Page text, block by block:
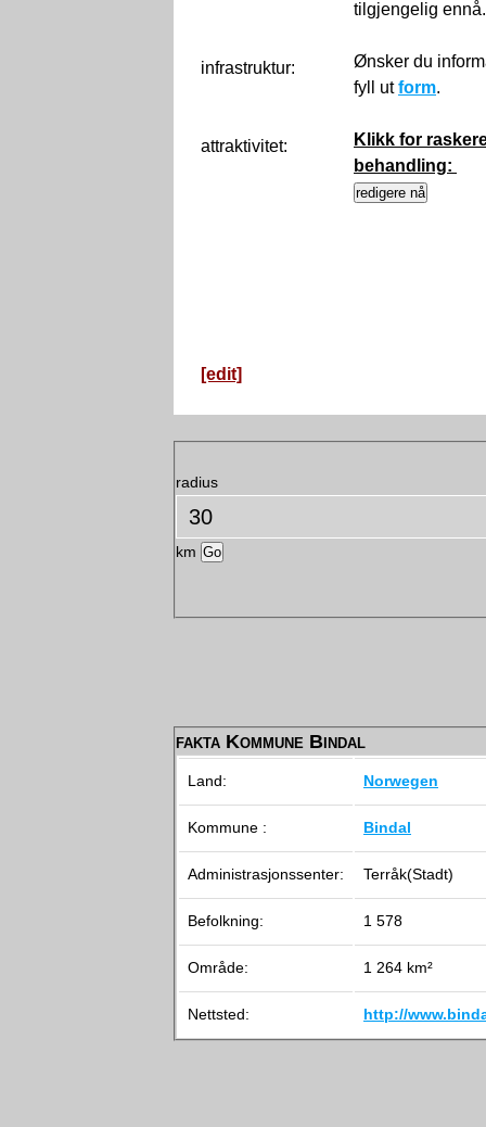
infrastruktur:
attraktivitet:
tilgjengelig ennå.
Ønsker du
fyll utform.
Klikk for
behandling:
[edit]
km
fakta Kommune Bindal
Land: Norwegen
Kommune : Bindal
Administrasjonssenter: Terråk(Stadt)
Befolkning: 1 578
Område: 1 264 km²
Nettsted: http://